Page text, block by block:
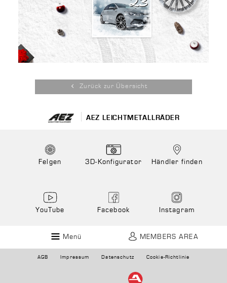
Zurück zur Übersicht
AEZ LEICHTMETALLRÄDER
Felgen 3D-Konfigurator Händler finden
YouTube Facebook Instagram
Menü MEMBERS AREA
AGB Impressum Datenschutz Cookie-Richtlinie